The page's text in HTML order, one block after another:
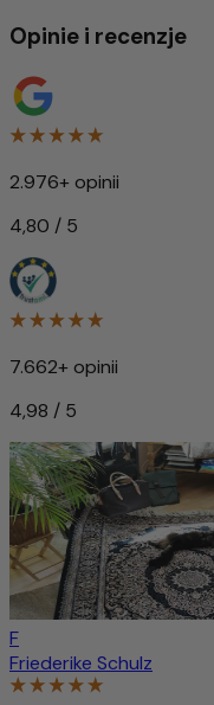
Opinie i recenzje
2.976+ opinii
4,80 / 5
7.662+ opinii
4,98 / 5
F
Friederike Schulz